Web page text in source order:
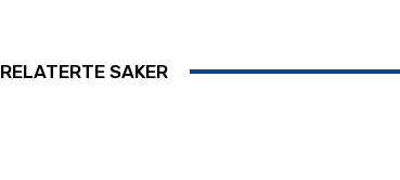
RELATERTE SAKER